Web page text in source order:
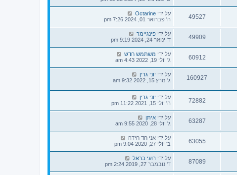
49527 על ידי Octarine
ה' פברואר 01, 2024 7:26 pm
49909 על ידי פינגיימר
ד' ינואר 24, 2024 9:19 pm
60912 על ידי משתמש חדש
ג' יולי 19, 2022 4:43 am
160927 על ידי יוני גרין
ג' מרץ 15, 2022 9:32 am
72882 על ידי יוני גרין
ה' יולי 15, 2021 11:22 pm
63287 על ידי איתן
ג' יולי 28, 2020 9:55 am
63055 על ידי אני חד חידה
ב' יולי 27, 2020 9:04 pm
87089 על ידי רועי בראל
ד' נובמבר 27, 2019 2:24 pm